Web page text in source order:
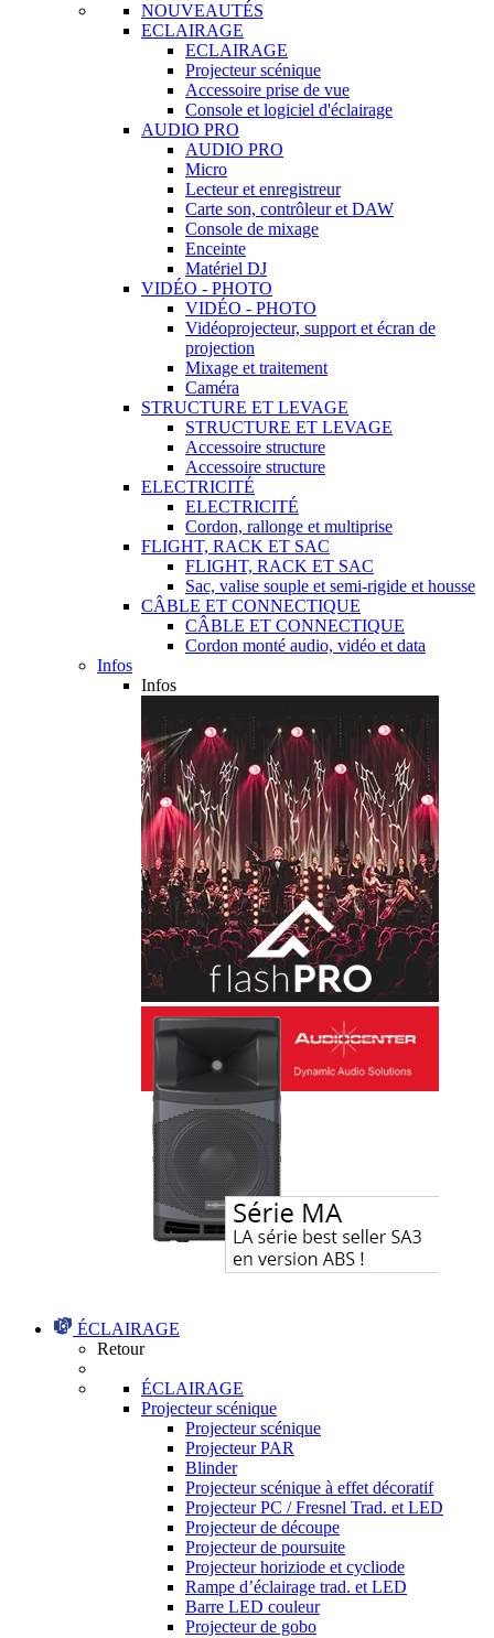
NOUVEAUTÉS
ECLAIRAGE
ECLAIRAGE
Projecteur scénique
Accessoire prise de vue
Console et logiciel d'éclairage
AUDIO PRO
AUDIO PRO
Micro
Lecteur et enregistreur
Carte son, contrôleur et DAW
Console de mixage
Enceinte
Matériel DJ
VIDÉO - PHOTO
VIDÉO - PHOTO
Vidéoprojecteur, support et écran de
projection
Mixage et traitement
Caméra
STRUCTURE ET LEVAGE
STRUCTURE ET LEVAGE
Accessoire structure
Accessoire structure
ELECTRICITÉ
ELECTRICITÉ
Cordon, rallonge et multiprise
FLIGHT, RACK ET SAC
FLIGHT, RACK ET SAC
Sac, valise souple et semi-rigide et housse
CÂBLE ET CONNECTIQUE
CÂBLE ET CONNECTIQUE
Cordon monté audio, vidéo et data
Infos
Infos
ÉCLAIRAGE
Retour
ÉCLAIRAGE
Projecteur scénique
Projecteur scénique
Projecteur PAR
Blinder
Projecteur scénique à effet décoratif
Projecteur PC / Fresnel Trad. et LED
Projecteur de découpe
Projecteur de poursuite
Projecteur horiziode et cycliode
Rampe d’éclairage trad. et LED
Barre LED couleur
Projecteur de gobo